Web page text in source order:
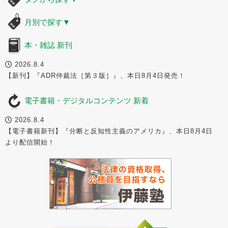
月別で探す ▼
本・雑誌 新刊
2026.8.4
【新刊】『ADR仲裁法［第３版］』、本日8月4日発売！
電子書籍・デジタルコンテンツ 新着
2026.8.4
【電子書籍新刊】『分断と反知性主義のアメリカ』、本日8月4日
より配信開始！